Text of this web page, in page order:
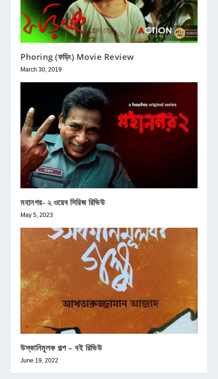
Phoring (ফড়িং) Movie Review
March 30, 2019
মহানগর- ২ ওয়েব সিরিজ রিভিউ
May 5, 2023
উস্কানিমূলক গল্প – বই রিভিউ
June 19, 2022